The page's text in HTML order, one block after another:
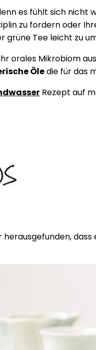
es fühlt sich nicht
zu fordern oder
grüne Tee leicht zu
orales Mikrobiom
Öledie für das
Rezept auf